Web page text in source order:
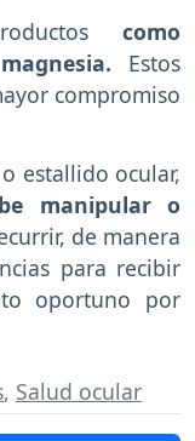
como
Estos
compromiso
estallido ocular,
manipular o
de manera
para recibir
oportuno por
, Salud ocular